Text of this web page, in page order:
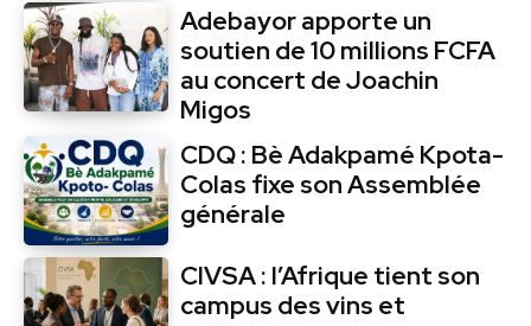
Adebayor apporte un
soutien de 10 millions FCFA
au concert de Joachin
Migos
CDQ : Bè Adakpamé Kpota-
Colas fixe son Assemblée
générale
CIVSA : l’Afrique tient son
campus des vins et